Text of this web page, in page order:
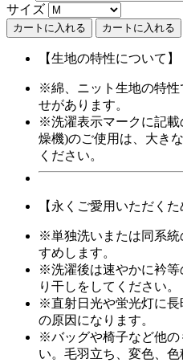
サイズ
カートに入れる
【生地の特性について】
※綿、ニット生地の特性
せがあります。
※洗濯表示マークに記載
燥機)のご使用は、大き
ください。
【永くご愛用いただくた
※単独洗いまたは同系統
すめします。
※洗濯後は速やかに衿等
り干しをしてください。
※直射日光や蛍光灯に長
の原因になります。
※バッグや椅子など他の
い。毛羽立ち、変色、色